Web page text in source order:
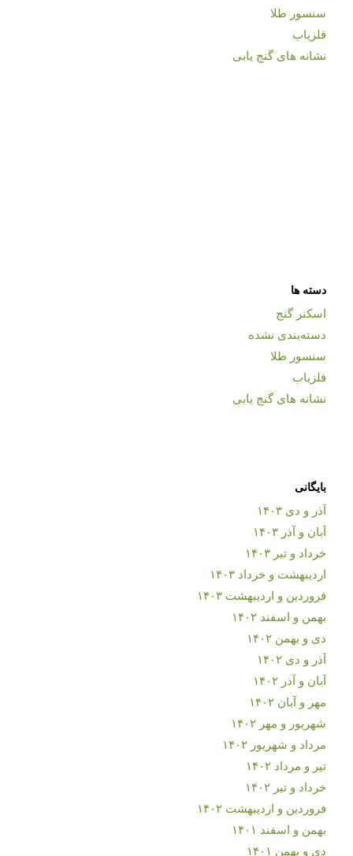
سنسور طلا
فلزیاب
نشانه های گنج یابی
دسته ها
اسکنر گنج
دسته‌بندی نشده
سنسور طلا
فلزیاب
نشانه های گنج یابی
بایگانی
آذر و دی ۱۴۰۳
آبان و آذر ۱۴۰۳
خرداد و تیر ۱۴۰۳
اردیبهشت و خرداد ۱۴۰۳
فروردین و اردیبهشت ۱۴۰۳
بهمن و اسفند ۱۴۰۲
دی و بهمن ۱۴۰۲
آذر و دی ۱۴۰۲
آبان و آذر ۱۴۰۲
مهر و آبان ۱۴۰۲
شهریور و مهر ۱۴۰۲
مرداد و شهریور ۱۴۰۲
تیر و مرداد ۱۴۰۲
خرداد و تیر ۱۴۰۲
فروردین و اردیبهشت ۱۴۰۲
بهمن و اسفند ۱۴۰۱
دی و بهمن ۱۴۰۱